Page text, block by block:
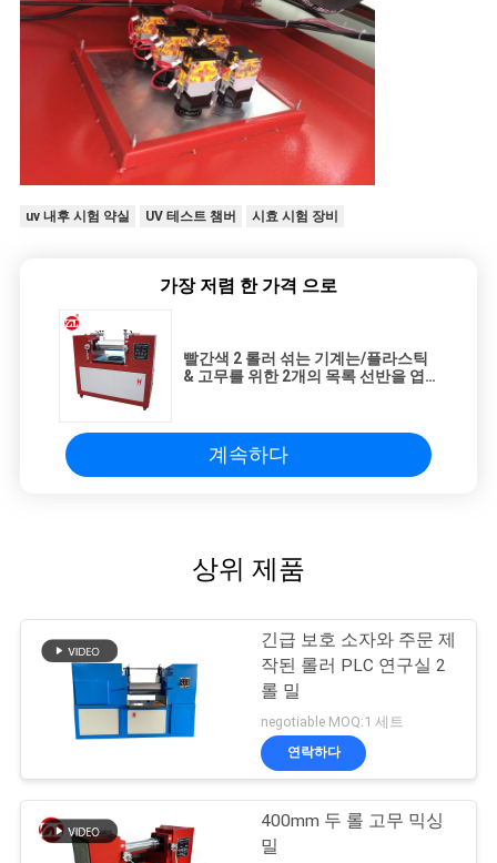
uv 내후 시험 약실 UV 테스트 챔버 시효 시험 장비
가장 저렴 한 가격 으로
빨간색 2 롤러 섞는 기계는/플라스틱
& 고무를 위한 2개의 목록 선반을 엽
계속하다
상위 제품
긴급 보호 소자와 주문 제
작된 롤러 PLC 연구실 2
롤 밀
negotiable MOQ:1 세트
연락하다
400mm 두 롤 고무 믹싱
밀